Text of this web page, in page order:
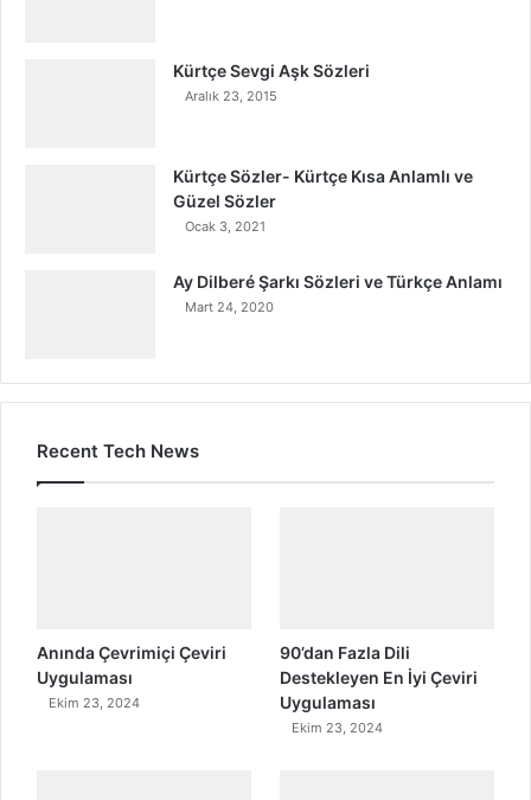
Kürtçe Sevgi Aşk Sözleri
Aralık 23, 2015
Kürtçe Sözler- Kürtçe Kısa Anlamlı ve
Güzel Sözler
Ocak 3, 2021
Ay Dilberé Şarkı Sözleri ve Türkçe Anlamı
Mart 24, 2020
Recent Tech News
Anında Çevrimiçi Çeviri
Uygulaması
Ekim 23, 2024
90’dan Fazla Dili
Destekleyen En İyi Çeviri
Uygulaması
Ekim 23, 2024